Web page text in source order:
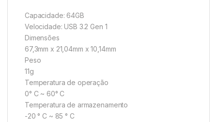
Capacidade: 64GB
Velocidade: USB 3.2 Gen 1
Dimensões
67,3mm x 21,04mm x 10,14mm
Peso
11g
Temperatura de operação
0° C ~ 60° C
Temperatura de armazenamento
-20 ° C ~ 85 ° C